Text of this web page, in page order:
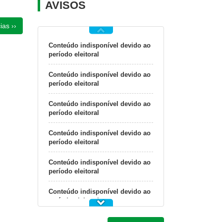
››
AVISOS
Conteúdo indisponível devido ao
período eleitoral
Conteúdo indisponível devido ao
período eleitoral
Conteúdo indisponível devido ao
período eleitoral
Conteúdo indisponível devido ao
período eleitoral
Conteúdo indisponível devido ao
período eleitoral
Conteúdo indisponível devido ao
período eleitoral